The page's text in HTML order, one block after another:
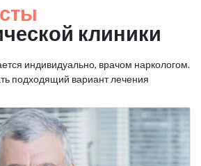
клиники
индивидуально, врачом наркологом.
подходящий вариант лечения